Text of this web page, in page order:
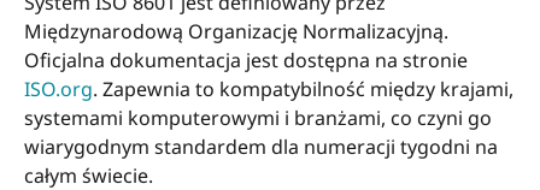
Międzynarodową Organizację Normalizacyjną.
Oficjalna dokumentacja jest dostępna na stronie
ISO.org. Zapewnia to kompatybilność między krajami,
systemami komputerowymi i branżami, co czyni go
wiarygodnym standardem dla numeracji tygodni na
całym świecie.